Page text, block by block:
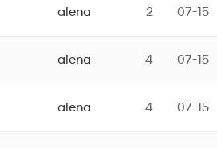
alena 2 07-15
alena 4 07-15
alena 4 07-15